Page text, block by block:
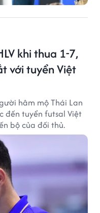
khi thua 1-7,
với tuyển Việt
hâm mộ Thái Lan
đến tuyển futsal Việt
bộ của đối thủ.